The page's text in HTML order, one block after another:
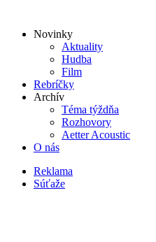
Novinky
Aktuality
Hudba
Film
Rebríčky
Archív
Téma týždňa
Rozhovory
Aetter Acoustic
O nás
Reklama
Súťaže